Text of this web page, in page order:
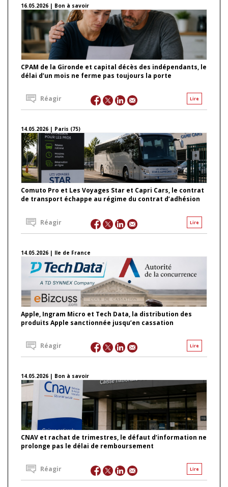
16.05.2026 | Bon à savoir
CPAM de la Gironde et capital décès des indépendants, le
délai d’un mois ne ferme pas toujours la porte
Lire
Réagir
14.05.2026 | Paris (75)
Comuto Pro et Les Voyages Star et Capri Cars, le contrat
de transport échappe au régime du contrat d’adhésion
Lire
Réagir
14.05.2026 | Ile de France
Apple, Ingram Micro et Tech Data, la distribution des
produits Apple sanctionnée jusqu’en cassation
Lire
Réagir
14.05.2026 | Bon à savoir
CNAV et rachat de trimestres, le défaut d’information ne
prolonge pas le délai de remboursement
Lire
Réagir